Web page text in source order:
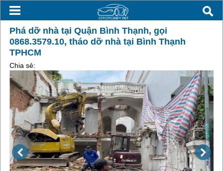
Phá dỡ nhà tại Quận Bình Thạnh, gọi
0868.3579.10, tháo dỡ nhà tại Bình Thạnh
TPHCM
Chia sẻ: